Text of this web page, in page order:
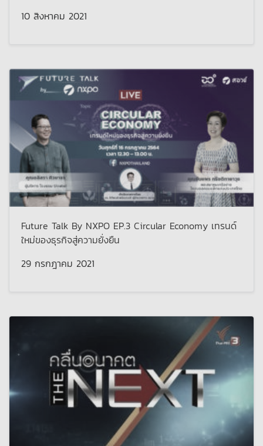
10 สิงหาคม 2021
Future Talk By NXPO EP.3 Circular Economy เทรนด์
ใหม่ของธุรกิจสู่ความยั่งยืน
29 กรกฎาคม 2021